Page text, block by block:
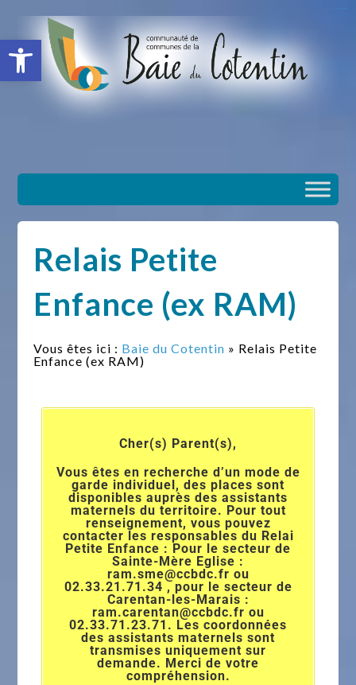
Ouvrir la barre d’outils
Relais Petite
Enfance (ex RAM)
Vous êtes ici : Baie du Cotentin » Relais Petite
Enfance (ex RAM)
Cher(s) Parent(s),
Vous êtes en recherche d’un mode de
garde individuel, des places sont
disponibles auprès des assistants
maternels du territoire. Pour tout
renseignement, vous pouvez
contacter les responsables du Relai
Petite Enfance : Pour le secteur de
Sainte-Mère Eglise :
ram.sme@ccbdc.fr ou
02.33.21.71.34 , pour le secteur de
Carentan-les-Marais :
ram.carentan@ccbdc.fr ou
02.33.71.23.71. Les coordonnées
des assistants maternels sont
transmises uniquement sur
demande. Merci de votre
compréhension.